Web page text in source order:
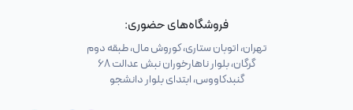
فروشگاه‌های حضوری:
تهران، اتوبان ستاری، کوروش مال، طبقه دوم
گرگان، بلوار ناهارخوران نبش عدالت 68
گنبدکاووس، ابتدای بلوار دانشجو